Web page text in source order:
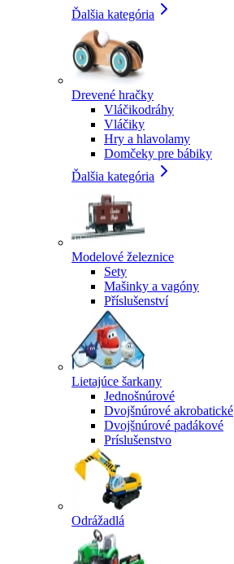
Ďalšia kategória
Drevené hračky
Vláčikodráhy
Vláčiky
Hry a hlavolamy
Domčeky pre bábiky
Ďalšia kategória
Modelové železnice
Sety
Mašinky a vagóny
Příslušenství
Lietajúce šarkany
Jednošnúrové
Dvojšnúrové akrobatické
Dvojšnúrové padákové
Príslušenstvo
Odrážadlá